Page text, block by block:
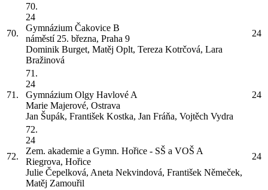
70.
70.
24
Gymnázium Čakovice B
náměstí 25. března, Praha 9
Dominik Burget, Matěj Oplt, Tereza Kotrčová, Lara
Bražinová
24
71.
71.
24
Gymnázium Olgy Havlové A
Marie Majerové, Ostrava
Jan Šupák, František Kostka, Jan Fráňa, Vojtěch Vydra
24
72.
72.
24
Zem. akademie a Gymn. Hořice - SŠ a VOŠ A
Riegrova, Hořice
Julie Čepelková, Aneta Nekvindová, František Němeček,
Matěj Zamouřil
24